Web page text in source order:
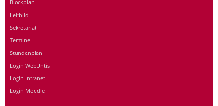
Blockplan
Leitbild
Sekretariat
Termine
Stundenplan
Login WebUntis
Login Intranet
Login Moodle